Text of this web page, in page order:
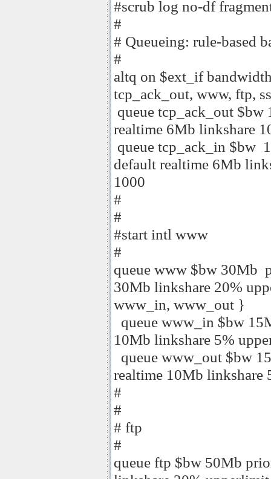
#scrub log no-df
#
# Queueing: rule-based
#
altq on $ext_if
tcp_ack_out, www, ftp,
queue tcp_ack_out
realtime 6Mb linkshare
queue tcp_ack_in $bw
default realtime 6Mb
1000
#
#
#start intl www
#
queue www $bw 30Mb
30Mb linkshare 20%
www_in, www_out }
queue www_in $bw
10Mb linkshare 5%
queue www_out $bw
realtime 10Mb
#
#
# ftp
#
queue ftp $bw 50Mb